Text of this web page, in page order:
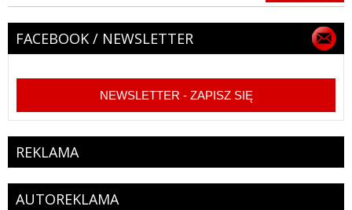
FACEBOOK / NEWSLETTER
NEWSLETTER - ZAPISZ SIĘ
REKLAMA
AUTOREKLAMA